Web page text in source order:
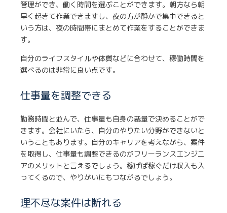
管理ができ、働く時間を選ぶことができます。朝方なら朝
早く起きて作業できますし、夜の方が静かで集中できると
いう方は、夜の時間帯にまとめて作業をすることができま
す。
自分のライフスタイルや体質などに合わせて、稼働時間を
選べるのは非常に良い点です。
仕事量を調整できる
勤務時間と並んで、仕事量も自身の裁量で決めることがで
きます。会社にいたら、自分のやりたい分野ができないと
いうこともあります。自分のキャリアを考えながら、案件
を取得し、仕事量も調整できるのがフリーランスエンジニ
アのメリットと言えるでしょう。稼げば稼ぐだけ収入も入
ってくるので、やりがいにもつながるでしょう。
理不尽な案件は断れる